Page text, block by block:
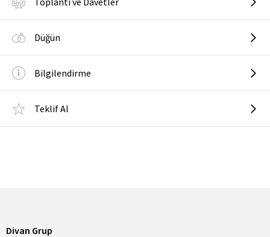
Düğün
Bilgilendirme
Teklif Al
Divan Grup